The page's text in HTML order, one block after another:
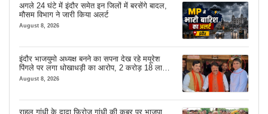
अगले 24 घंटे में इंदौर समेत इन जिलों में बरसेंगे बादल,
मौसम विभाग ने जारी किया अलर्ट
August 8, 2026
इंदौर भाजयुमो अध्यक्ष बनने का सपना देख रहे मयूरेश
पिंगले पर लगा धोखाधड़ी का आरोप, 2 करोड़ 18 लाख
लेने के बाद भी नहीं दिया जमीन का कब्जा
August 8, 2026
राहुल गांधी के दादा फिरोज गांधी की कब्र पर भाजपा